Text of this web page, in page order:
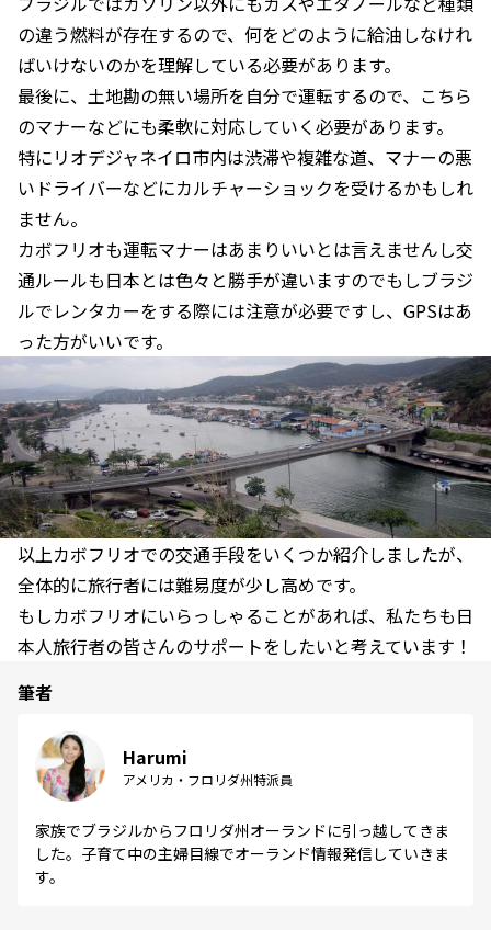
の違う燃料が存在するので、何をどのように給油しなけれ
ばいけないのかを理解している必要があります。
最後に、土地勘の無い場所を自分で運転するので、こちら
のマナーなどにも柔軟に対応していく必要があります。
特にリオデジャネイロ市内は渋滞や複雑な道、マナーの悪
いドライバーなどにカルチャーショックを受けるかもしれ
ません。
カボフリオも運転マナーはあまりいいとは言えませんし交
通ルールも日本とは色々と勝手が違いますのでもしブラジ
ルでレンタカーをする際には注意が必要ですし、GPSはあ
った方がいいです。
以上カボフリオでの交通手段をいくつか紹介しましたが、
全体的に旅行者には難易度が少し高めです。
もしカボフリオにいらっしゃることがあれば、私たちも日
本人旅行者の皆さんのサポートをしたいと考えています！
筆者
Harumi
アメリカ・フロリダ州特派員
家族でブラジルからフロリダ州オーランドに引っ越してきま
した。子育て中の主婦目線でオーランド情報発信していきま
す。